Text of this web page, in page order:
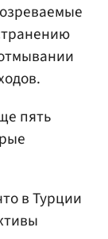
пять
в Турции